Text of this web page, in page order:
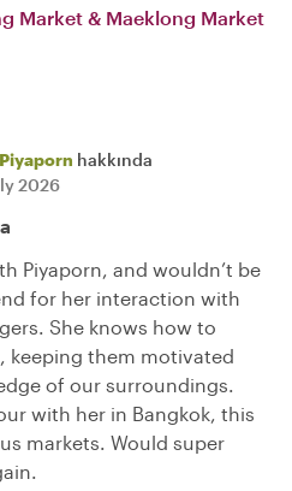
Market & Maeklong Market
Piyaporn hakkında
2026
Piyaporn, and wouldn’t be
for her interaction with
She knows how to
keeping them motivated
of our surroundings.
with her in Bangkok, this
markets. Would super